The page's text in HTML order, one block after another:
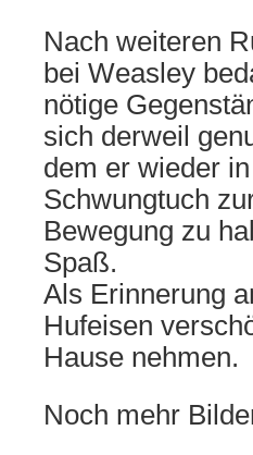
Nach weiteren
bei Weasley
nötige
sich derweil
dem er wieder
Schwungtuch
Bewegung zu
Spaß.
Als Erinnerung
Hufeisen
Hause nehmen.
Noch mehr